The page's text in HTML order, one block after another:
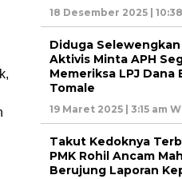
18 Desember 2025 |
Diduga Selewengkan
Aktivis Minta APH
Memeriksa LPJ Dana
Tomale
19 Maret 2025 | 3:15 am
Takut Kedoknya
PMK Rohil Ancam
Berujung Laporan